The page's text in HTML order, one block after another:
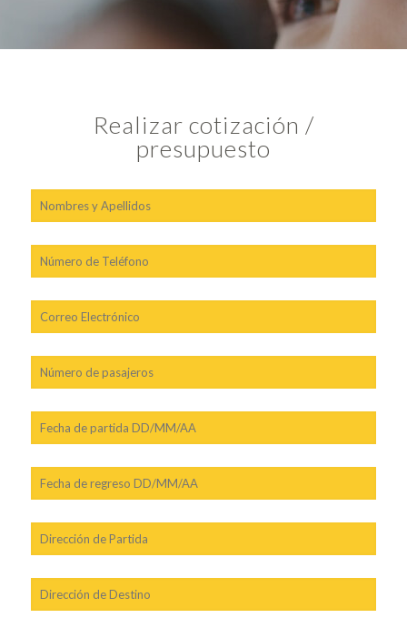
Realizar cotización /
presupuesto